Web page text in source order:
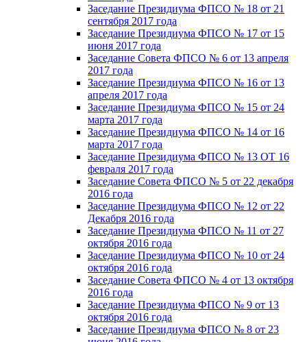
Заседание Президиума ФПСО № 18 от 21
сентября 2017 года
Заседание Президиума ФПСО № 17 от 15
июня 2017 года
Заседание Совета ФПСО № 6 от 13 апреля
2017 года
Заседание Президиума ФПСО № 16 от 13
апреля 2017 года
Заседание Президиума ФПСО № 15 от 24
марта 2017 года
Заседание Президиума ФПСО № 14 от 16
марта 2017 года
Заседание Президиума ФПСО № 13 ОТ 16
февраля 2017 года
Заседание Совета ФПСО № 5 от 22 декабря
2016 года
Заседание Президиума ФПСО № 12 от 22
Декабря 2016 года
Заседание Президиума ФПСО № 11 от 27
октября 2016 года
Заседание Президиума ФПСО № 10 от 24
октября 2016 года
Заседание Совета ФПСО № 4 от 13 октября
2016 года
Заседание Президиума ФПСО № 9 от 13
октября 2016 года
Заседание Президиума ФПСО № 8 от 23